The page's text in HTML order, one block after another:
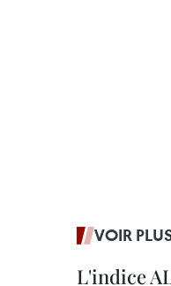
VOIR
L'indice